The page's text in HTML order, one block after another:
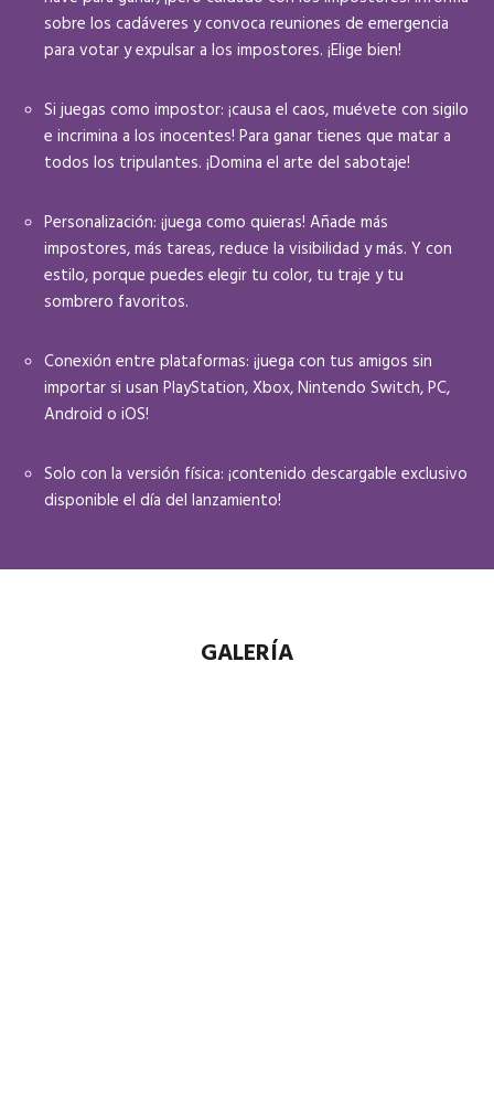
sobre los cadáveres y convoca reuniones de emergencia
para votar y expulsar a los impostores. ¡Elige bien!
Si juegas como impostor: ¡causa el caos, muévete con sigilo
e incrimina a los inocentes! Para ganar tienes que matar a
todos los tripulantes. ¡Domina el arte del sabotaje!
Personalización: ¡juega como quieras! Añade más
impostores, más tareas, reduce la visibilidad y más. Y con
estilo, porque puedes elegir tu color, tu traje y tu
sombrero favoritos.
Conexión entre plataformas: ¡juega con tus amigos sin
importar si usan PlayStation, Xbox, Nintendo Switch, PC,
Android o iOS!
Solo con la versión física: ¡contenido descargable exclusivo
disponible el día del lanzamiento!
GALERÍA